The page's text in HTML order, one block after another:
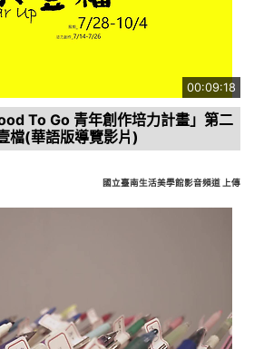
00:09:18
To Go 青年創作培力計畫」第二
檔(華語版導覽影片)
國立臺南生活美學館影音頻道 上傳